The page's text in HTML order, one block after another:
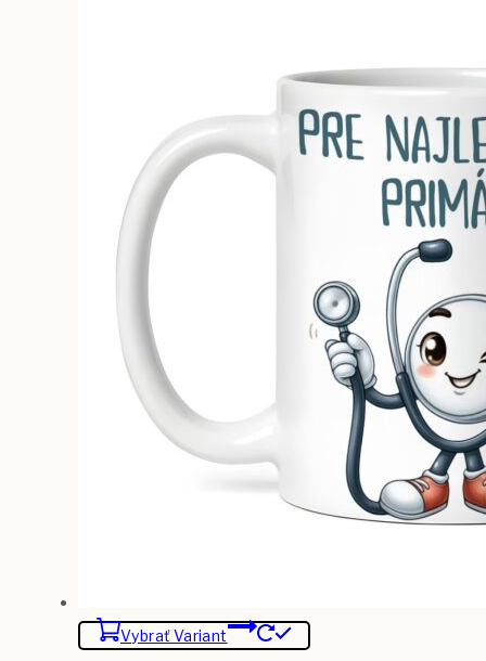
Vybrať Variant